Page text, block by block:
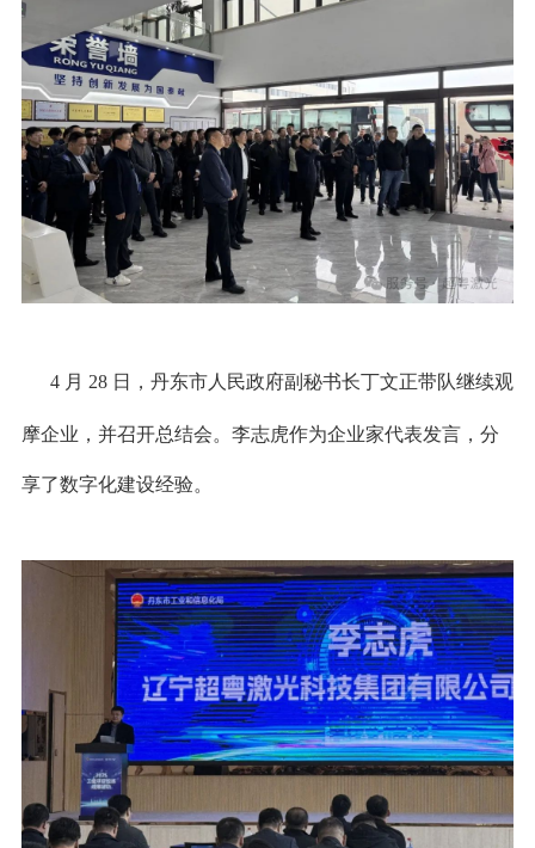
4 月 28 日，丹东市人民政府副秘书长丁文正带队继续观
摩企业，并召开总结会。李志虎作为企业家代表发言，分
享了数字化建设经验。